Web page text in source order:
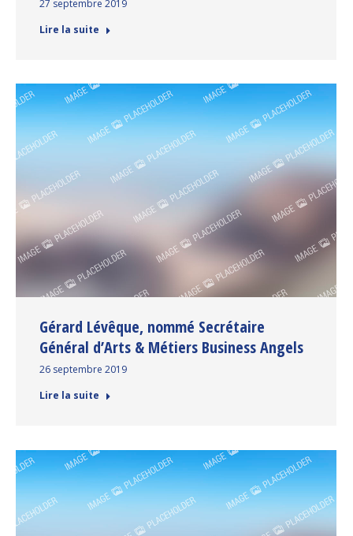
27 septembre 2019
Lire la suite
Gérard Lévêque, nommé Secrétaire
Général d’Arts & Métiers Business Angels
26 septembre 2019
Lire la suite